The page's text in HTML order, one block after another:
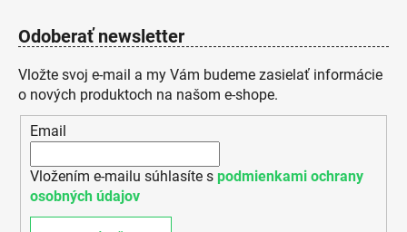
Odoberať newsletter
Vložte svoj e-mail a my Vám budeme zasielať informácie
o nových produktoch na našom e-shope.
Email
Vložením e-mailu súhlasíte s podmienkami ochrany
osobných údajov